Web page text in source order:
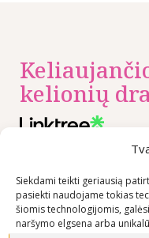
Siekdami teikti geriausią
pasiekti naudojame tokias
šiomis technologijomis,
naršymo elgsena arba
kelionių
Privatumo
politika
Prekių